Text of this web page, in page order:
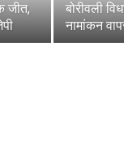
जीत,
बोरीवली
नामांकन